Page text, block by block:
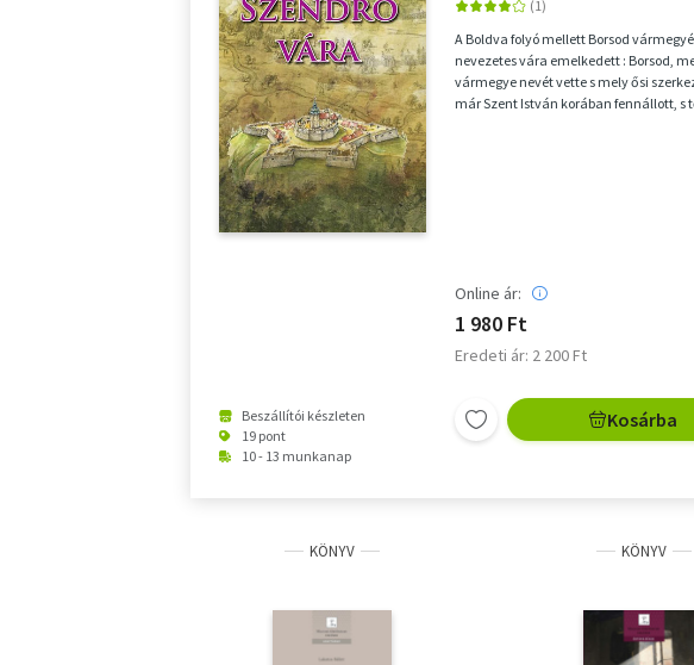
Beszállítói készleten
19 pont
10 - 13 munkanap
A Boldva folyó mellett Borsod
nevezetes vára emelkedett : Borsod,
vármegye nevét vette s mely ősi
már Szent István korában fennállott, s
Online ár:
1 980 Ft
Eredeti ár: 2 200 Ft
Kosárba
KÖNYV KÖNYV